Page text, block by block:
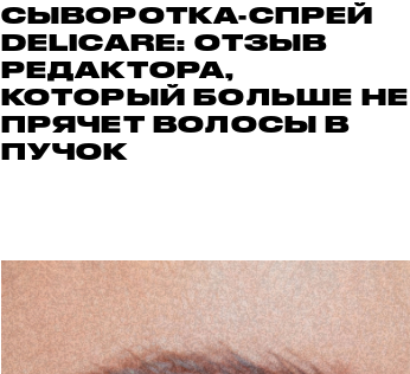
СЫВОРОТКА-СПРЕЙ
DELICARE: ОТЗЫВ
РЕДАКТОРА,
КОТОРЫЙ БОЛЬШЕ НЕ
ПРЯЧЕТ ВОЛОСЫ В
ПУЧОК